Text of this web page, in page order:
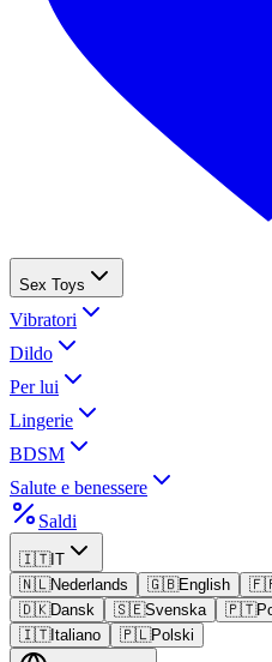
Sex Toys
Vibratori
Dildo
Per lui
Lingerie
BDSM
Salute e benessere
Saldi
🇮🇹IT
🇳🇱Nederlands 🇬🇧English
🇩🇰Dansk 🇸🇪Svenska 🇵🇹
🇮🇹Italiano 🇵🇱Polski